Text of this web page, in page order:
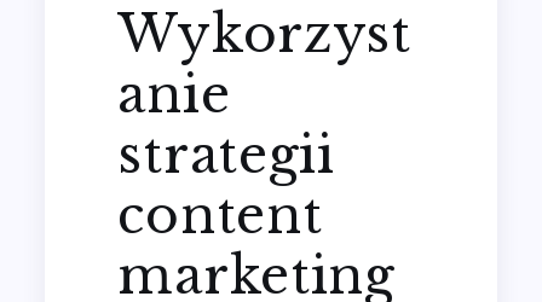
Wykorzyst
anie
strategii
content
marketing